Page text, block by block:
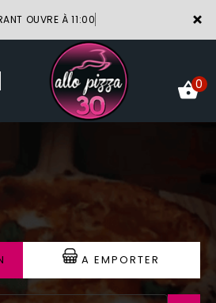
×
OUVRE À 11:00
0
A EMPORTER